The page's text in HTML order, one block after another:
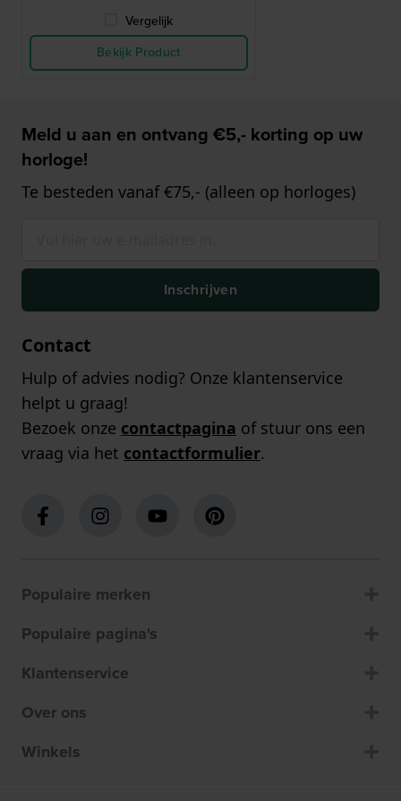
Vergelijk
Bekijk Product
Meld u aan en ontvang €5,- korting op uw
horloge!
Te besteden vanaf €75,- (alleen op horloges)
Inschrijven
Contact
Hulp of advies nodig? Onze klantenservice
helpt u graag!
Bezoek onze contactpagina of stuur ons een
vraag via het contactformulier.
Populaire merken
Populaire pagina's
Klantenservice
Over ons
Winkels